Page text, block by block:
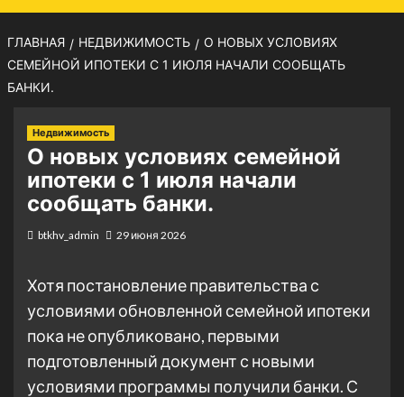
ГЛАВНАЯ НЕДВИЖИМОСТЬ
О НОВЫХ УСЛОВИЯХ
СЕМЕЙНОЙ ИПОТЕКИ С 1 ИЮЛЯ НАЧАЛИ СООБЩАТЬ
БАНКИ.
Недвижимость
О новых условиях семейной
ипотеки с 1 июля начали
сообщать банки.
btkhv_admin 29 июня 2026
Хотя постановление правительства с
условиями обновленной семейной ипотеки
пока не опубликовано, первыми
подготовленный документ с новыми
условиями программы получили банки. С